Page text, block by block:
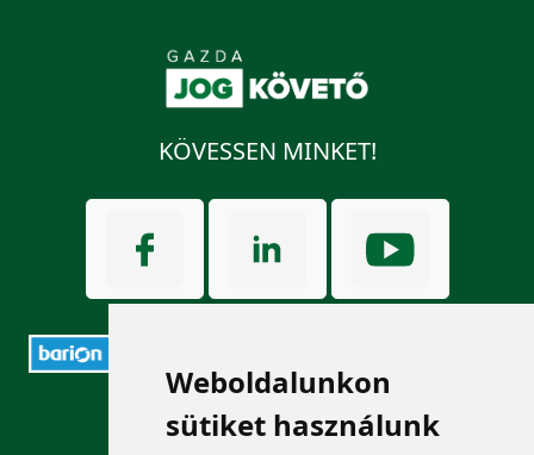
Weboldalunkon
sütiket használunk
KÖVESSEN MINKET!
ELÉRHETŐSÉGEK